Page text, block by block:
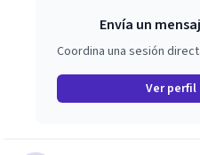
Envía un
Coordina una sesión
Ver